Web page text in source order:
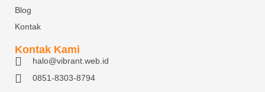
Blog
Kontak
Kontak Kami
halo@vibrant.web.id
0851-8303-8794